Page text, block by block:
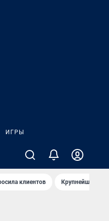
ИГРЫ
клиентов Крупнейшие